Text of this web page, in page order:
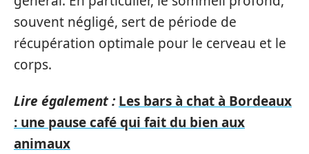
souvent négligé, sert de période de
récupération optimale pour le cerveau et le
corps.
Lire également : Les bars à chat à Bordeaux
: une pause café qui fait du bien aux
animaux